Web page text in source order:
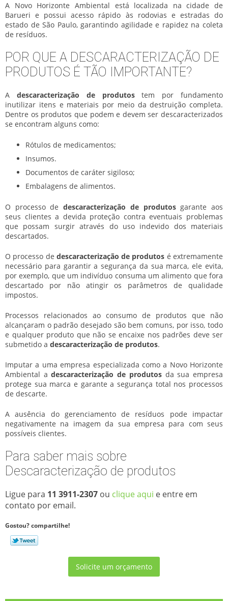
A Novo Horizonte Ambiental está localizada na cidade de
Barueri e possui acesso rápido às rodovias e estradas do
estado de São Paulo, garantindo agilidade e rapidez na coleta
de resíduos.
POR QUE A DESCARACTERIZAÇÃO DE
PRODUTOS É TÃO IMPORTANTE?
A descaracterização de produtostem por fundamento
inutilizar itens e materiais por meio da destruição completa.
Dentre os produtos que podem e devem ser descaracterizados
se encontram alguns como:
Rótulos de medicamentos;
Insumos.
Documentos de caráter sigiloso;
Embalagens de alimentos.
O processo dedescaracterização de produtosgarante aos
seus clientes a devida proteção contra eventuais problemas
que possam surgir através do uso indevido dos materiais
descartados.
O processo de descaracterização de produtos é extremamente
necessário para garantir a segurança da sua marca, ele evita,
por exemplo, que um indivíduo consuma um alimento que fora
descartado por não atingir os parâmetros de qualidade
impostos.
Processos relacionados ao consumo de produtos que não
alcançaram o padrão desejado são bem comuns, por isso, todo
e qualquer produto que não se encaixe nos padrões deve ser
submetido a descaracterização de produtos.
Imputar a uma empresa especializada como a Novo Horizonte
Ambiental adescaracterização de produtosda sua empresa
protege sua marca e garante a segurança total nos processos
de descarte.
A ausência do gerenciamento de resíduos pode impactar
negativamente na imagem da sua empresa para com seus
possíveis clientes.
Para saber mais sobre
Descaracterização de produtos
Ligue para 11 3911-2307 ou clique aqui e entre em
contato por email.
Gostou? compartilhe!
Solicite um orçamento